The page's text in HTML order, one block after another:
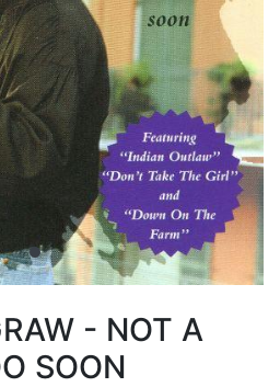
- NOT A
SOON